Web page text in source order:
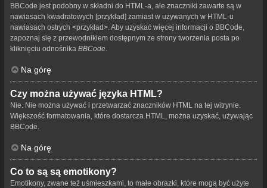
BBCode jest podobny w składni do HTML-a, ale znaczniki zawarte są w
nawiasach kwadratowych [przykład] zamiast w używanych w HTML-u
nawiasach ostrych <przykład>. Aby uzyskać więcej informacji o BBCode,
zapoznaj się z przewodnikiem dostępnym ze strony tworzenia posta po
kliknięciu odnośnika BBCode
Na górę
Czy można używać języka HTML?
Nie. Nie można używać i przetwarzać znaczników HTML na tej witrynie.
Większość formatowania, które dostarcza HTML, można uzyskać, używając
BBCode.
Na górę
Co to są są emotikony?
Emotikony, zwane też uśmieszkami, to małe obrazki, które mogą być użyte